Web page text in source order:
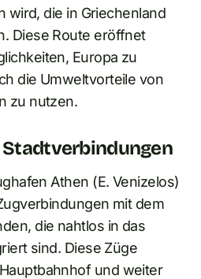
wird, die in Griechenland
Diese Route eröffnet
Europa zu
die Umweltvorteile von
zu nutzen.
Athen (E. Venizelos)
mit dem
die nahtlos in das
sind. Diese Züge
und weiter